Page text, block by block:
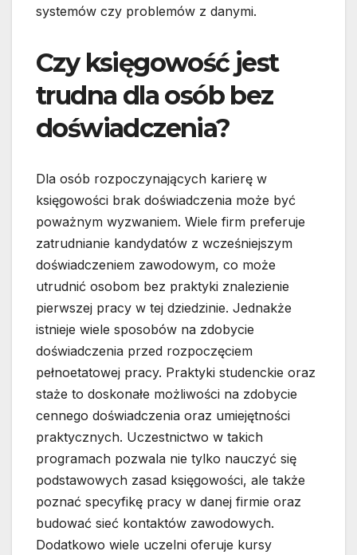
systemów czy problemów z danymi.
Czy księgowość jest
trudna dla osób bez
doświadczenia?
Dla osób rozpoczynających karierę w
księgowości brak doświadczenia może być
poważnym wyzwaniem. Wiele firm preferuje
zatrudnianie kandydatów z wcześniejszym
doświadczeniem zawodowym, co może
utrudnić osobom bez praktyki znalezienie
pierwszej pracy w tej dziedzinie. Jednakże
istnieje wiele sposobów na zdobycie
doświadczenia przed rozpoczęciem
pełnoetatowej pracy. Praktyki studenckie oraz
staże to doskonałe możliwości na zdobycie
cennego doświadczenia oraz umiejętności
praktycznych. Uczestnictwo w takich
programach pozwala nie tylko nauczyć się
podstawowych zasad księgowości, ale także
poznać specyfikę pracy w danej firmie oraz
budować sieć kontaktów zawodowych.
Dodatkowo wiele uczelni oferuje kursy